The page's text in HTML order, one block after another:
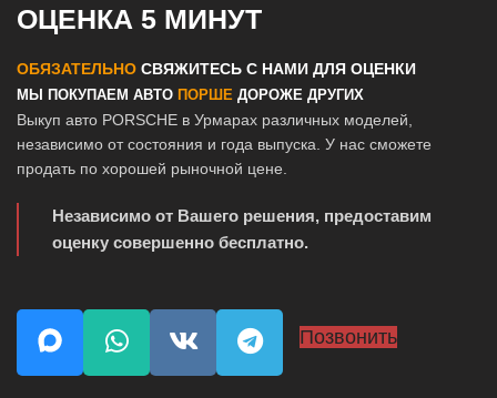
ОЦЕНКА 5 МИНУТ
ОБЯЗАТЕЛЬНО СВЯЖИТЕСЬ С НАМИ ДЛЯ ОЦЕНКИ
МЫ ПОКУПАЕМ АВТО ПОРШЕ ДОРОЖЕ ДРУГИХ
Выкуп авто PORSCHE в Урмарах различных моделей,
независимо от состояния и года выпуска. У нас сможете
продать по хорошей рыночной цене.
Независимо от Вашего решения, предоставим
оценку совершенно бесплатно.
Позвонить